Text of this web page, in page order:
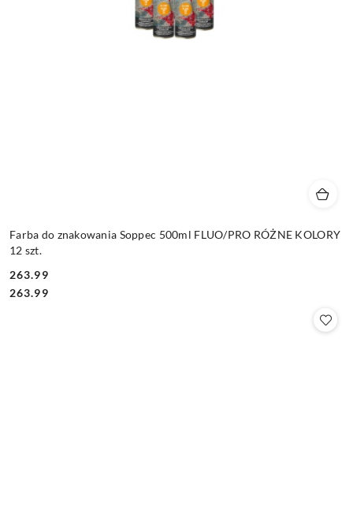
Farba do znakowania Soppec 500ml FLUO/PRO RÓŻNE KOLORY
12 szt.
Cena:
263.99
Cena:
263.99